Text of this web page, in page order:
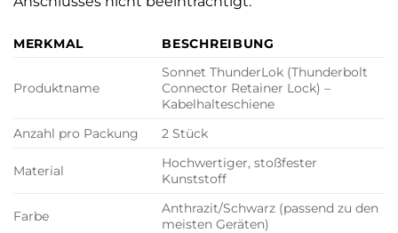
MERKMAL BESCHREIBUNG
Produktname
Sonnet ThunderLok (Thunderbolt
Connector Retainer Lock) –
Kabelhalteschiene
Anzahl pro Packung
2 Stück
Material
Hochwertiger, stoßfester
Kunststoff
Farbe
Anthrazit/Schwarz (passend zu den
meisten Geräten)